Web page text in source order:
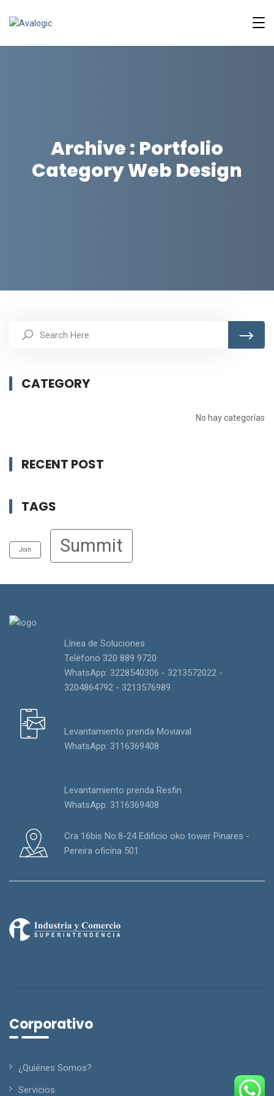
Archive : Portfolio
Category Web Design
CATEGORY
No hay categorías
RECENT POST
TAGS
Join Summit
Línea de Soluciones
Teléfono 320 889 9720
WhatsApp: 3228540306 - 3213572022 -
3204864792 - 3213576989
Levantamiento prenda Moviaval
WhatsApp: 3116369408
Levantamiento prenda Resfin
WhatsApp: 3116369408
Cra 16bis No.8-24 Edificio oko tower Pinares -
Pereira oficina 501
Corporativo
¿Quiénes Somos?
Servicios